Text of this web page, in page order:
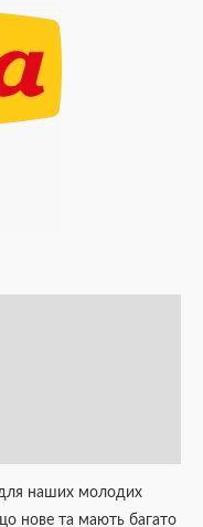
наших молодих
нове та мають багато